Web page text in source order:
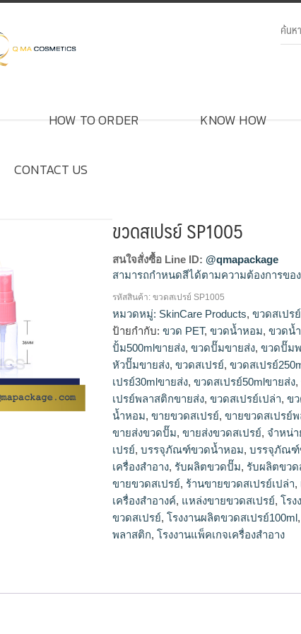
HOW TO ORDER KNOW HOW
CONTACT US
ขวดสเปรย์ SP1005
สนใจสั่งซื้อ Line ID: @qmapackage
สามารถกำหนดสีได้ตามความต้องการขอ
โรงงานผลิตขวดสเปรย์,รับผลิตขวดสเปร
ขวดสเปรย์,ขายขวดสเปรย์,ร้านขายขวดส
สเปรย์30mlขายส่ง,ขวดสเปรย์พลาสติกขา
เปรย์250mlขายส่ง,ขวดสเปรย์50mlขายส่
พลาสติก,ขายขวดสเปรย์พลาสติก,ร้านขาย
เปรย์เปล่า,โรงงานผลิตขวดสเปรย์100ml,
ขายส่ง,dbaleขวดสเปรย์,แหล่งขายขวดส
ปั๊ม,จำหน่ายขวดปั๊ม,ขายส่งขวดปั๊ม,รับผ
ปั๊มพลาสติกขายส่ง,ขวดปั้ม500mlขายส่ง,
หัวปั๊มขายส่ง,plasticparkบรรจุภัณฑ์
รหัสสินค้า:ขวดสเปรย์ SP1005
หมวดหมู่: SkinCare Products,ขวดสเปร
ป้ายกำกับ:ขวด PET,ขวดน้ำหอม,ขวดน้
ปั้ม500mlขายส่ง,ขวดปั๊มขายส่ง,ขวดปั๊ม
หัวปั๊มขายส่ง,ขวดสเปรย์,ขวดสเปรย์
เปรย์30mlขายส่ง,ขวดสเปรย์50mlขายส่ง,
เปรย์พลาสติกขายส่ง,ขวดสเปรย์เปล่า,ขว
น้ำหอม,ขายขวดสเปรย์,ขายขวดสเปรย์
ขายส่งขวดปั๊ม,ขายส่งขวดสเปรย์, จำหน่
เปรย์,บรรจุภัณฑ์ขวดน้ำหอม,บรรจุภัณฑ์
เครื่องสำอาง, รับผลิตขวดปั๊ม, รับผลิตขวด
ขายขวดสเปรย์, ร้านขายขวดสเปรย์เปล่า,
เครื่องสำอางค์, แหล่งขายขวดสเปรย์,โร
ขวดสเปรย์,โรงงานผลิตขวดสเปรย์100ml
พลาสติก,โรงงานแพ็คเกจเครื่องสำอาง